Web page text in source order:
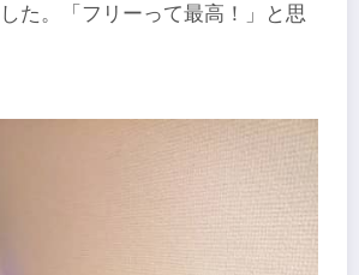
た。「フリーって最高！」と思